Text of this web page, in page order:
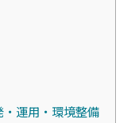
運用・環境整備